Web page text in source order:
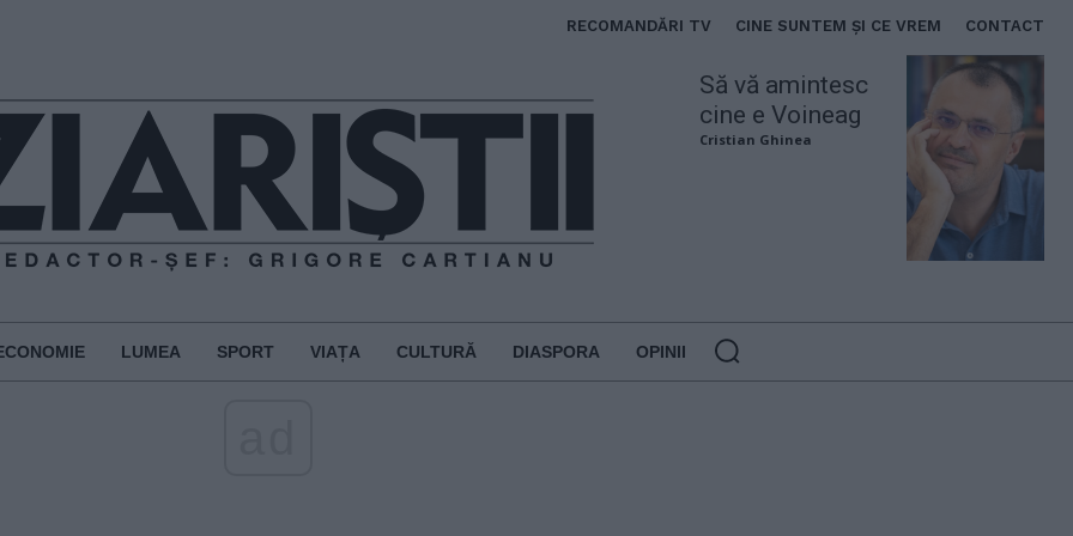
RECOMANDĂRI TV CINE SUNTEM ȘI CE VREM CONTACT
Să vă amintesc
cine e Voineag
Cristian Ghinea
LUMEA SPORT VIAȚA CULTURĂ DIASPORA OPINII